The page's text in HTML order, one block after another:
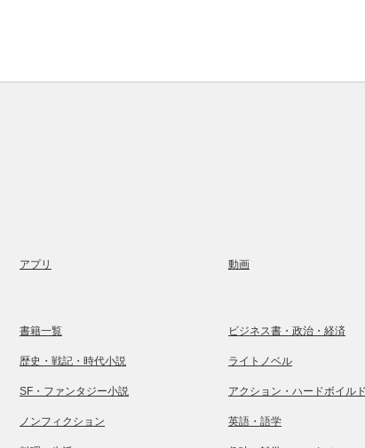
アプリ 動画
書籍一覧 ビジネス書・政治・経済
歴史・戦記・時代小説 ライトノベル
SF・ファンタジー小説 アクション・ハードボイル
ノンフィクション 英語・語学